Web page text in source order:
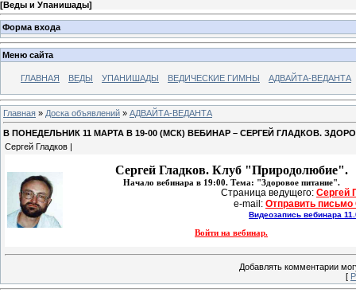
[Веды и Упанишады]
Форма входа
Меню сайта
ГЛАВНАЯ ВЕДЫ УПАНИШАДЫ ВЕДИЧЕСКИЕ ГИМНЫ АДВАЙТА-ВЕДАНТА
Главная » Доска объявлений » АДВАЙТА-ВЕДАНТА
В ПОНЕДЕЛЬНИК 11 МАРТА В 19-00 (МСК) ВЕБИНАР – СЕРГЕЙ ГЛАДКОВ.
Сергей Гладков |
Сергей Гладков. Клуб "Природолюбие".
Начало вебинара в 19:00. Тема: "Здоровое питание".
Страница ведущего: Сергей
e-mail: Отправить
Видеозапись вебинара
Войти на вебинар.
Добавлять комментарии
[